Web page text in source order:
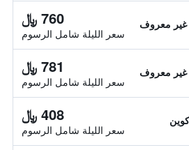
غير معروف 760 ﷼
سعر الليلة شامل الرسوم
غير معروف 781 ﷼
سعر الليلة شامل الرسوم
408 ﷼
سعر الليلة شامل الرسوم